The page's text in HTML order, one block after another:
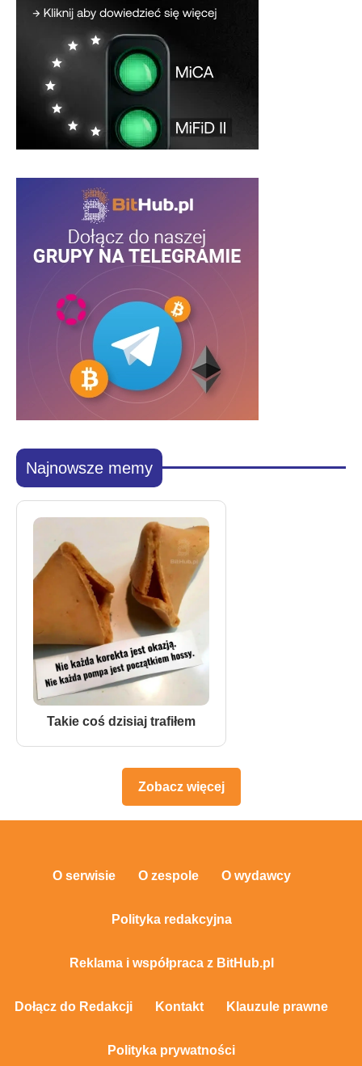
Najnowsze memy
Takie coś dzisiaj trafiłem
Zobacz więcej
O serwisie O zespole O wydawcy
Polityka redakcyjna
Reklama i współpraca z BitHub.pl
Dołącz do Redakcji Kontakt Klauzule prawne
Polityka prywatności